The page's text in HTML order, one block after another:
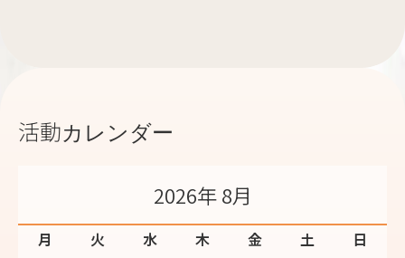
活動カレンダー
2026年 8月
月 火 水 木 金 土
日